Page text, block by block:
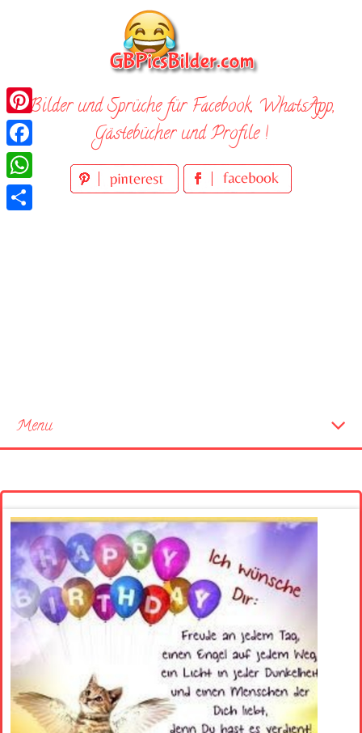
Bilder und Sprüche für Facebook, WhatsApp,
Gästebücher und Profile !
Menu
Pinterest
Facebook
WhatsApp